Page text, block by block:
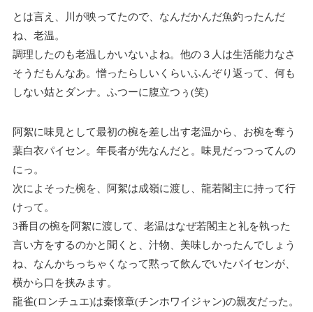
とは言え、川が映ってたので、なんだかんだ魚釣ったんだ
ね、老温。
調理したのも老温しかいないよね。他の３人は生活能力なさ
そうだもんなあ。憎ったらしいくらいふんぞり返って、何も
しない姑とダンナ。ふつーに腹立つぅ(笑)
阿絮に味見として最初の椀を差し出す老温から、お椀を奪う
葉白衣パイセン。年長者が先なんだと。味見だっつってんの
にっ。
次によそった椀を、阿絮は成嶺に渡し、龍若閣主に持って行
けって。
3番目の椀を阿絮に渡して、老温はなぜ若閣主と礼を執った
言い方をするのかと聞くと、汁物、美味しかったんでしょう
ね、なんかちっちゃくなって黙って飲んでいたパイセンが、
横から口を挟みます。
龍雀(ロンチュエ)は秦懐章(チンホワイジャン)の親友だった。